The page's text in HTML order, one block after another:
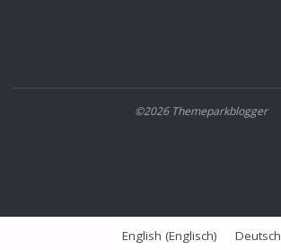
©2026 Themeparkblogger
English (Englisch) Deutsch